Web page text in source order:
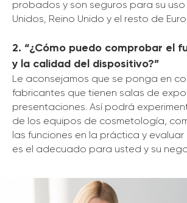
probados y son seguros para su uso
Unidos, Reino Unido y el resto de
2. “¿Cómo puedo comprobar el
y la calidad del dispositivo?”
Le aconsejamos que se ponga en
fabricantes que tienen salas de
presentaciones. Así podrá
de los equipos de cosmetología,
las funciones en la práctica y
es el adecuado para usted y su